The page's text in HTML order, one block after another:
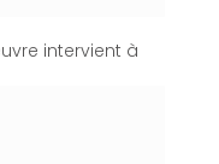
intervient à